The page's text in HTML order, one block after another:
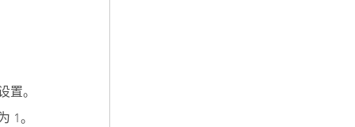
。
1。